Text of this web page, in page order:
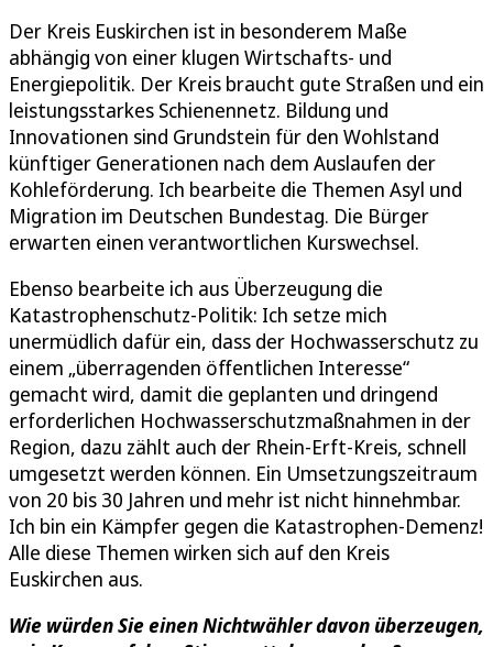
Der Kreis Euskirchen ist in besonderem Maße
abhängig von einer klugen Wirtschafts- und
Energiepolitik. Der Kreis braucht gute Straßen und ein
leistungsstarkes Schienennetz. Bildung und
Innovationen sind Grundstein für den Wohlstand
künftiger Generationen nach dem Auslaufen der
Kohleförderung. Ich bearbeite die Themen Asyl und
Migration im Deutschen Bundestag. Die Bürger
erwarten einen verantwortlichen Kurswechsel.
Ebenso bearbeite ich aus Überzeugung die
Katastrophenschutz-Politik: Ich setze mich
unermüdlich dafür ein, dass der Hochwasserschutz zu
einem „überragenden öffentlichen Interesse“
gemacht wird, damit die geplanten und dringend
erforderlichen Hochwasserschutzmaßnahmen in der
Region, dazu zählt auch der Rhein-Erft-Kreis, schnell
umgesetzt werden können. Ein Umsetzungszeitraum
von 20 bis 30 Jahren und mehr ist nicht hinnehmbar.
Ich bin ein Kämpfer gegen die Katastrophen-Demenz!
Alle diese Themen wirken sich auf den Kreis
Euskirchen aus.
Wie würden Sie einen Nichtwähler davon überzeugen,